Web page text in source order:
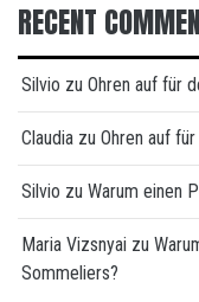
RECENT
Silvio zu Ohren auf für
Claudia zu Ohren auf
Silvio zu Warum einen
Maria Vizsnyai zu
Sommeliers?